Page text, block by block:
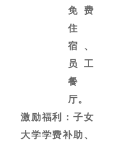
免费
住
宿、
员工
餐
厅。
激励福利：子女
大学学费补助、